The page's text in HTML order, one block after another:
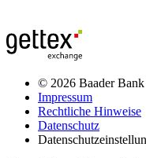
© 2026 Baader
Impressum
Rechtliche Hinweise
Datenschutz